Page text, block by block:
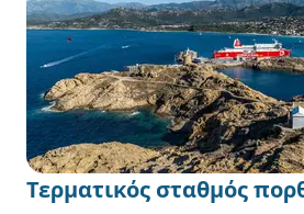
Τερματικός σταθμός